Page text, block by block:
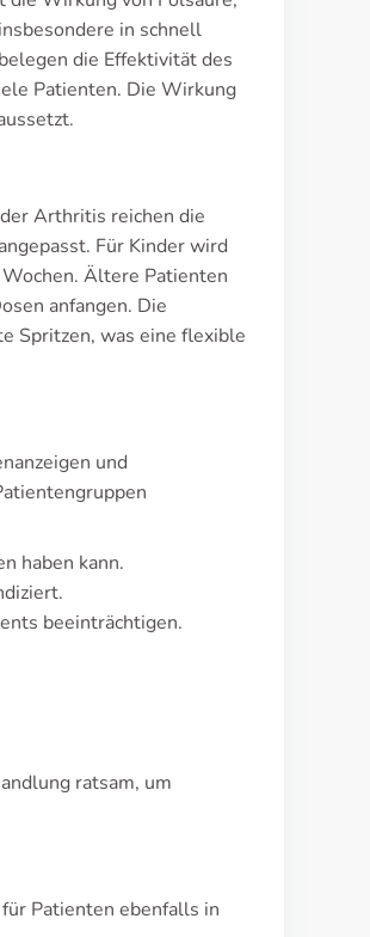
in schnell
die Effektivität des
Patienten. Die Wirkung
Arthritis reichen die
Für Kinder wird
Ältere Patienten
anfangen. Die
Spritzen, was eine flexible
und
haben kann.
beeinträchtigen.
ratsam, um
Patienten ebenfalls in